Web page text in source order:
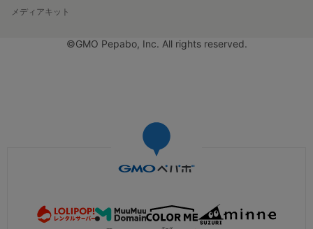
メディアキット
©GMO Pepabo, Inc. All rights reserved.